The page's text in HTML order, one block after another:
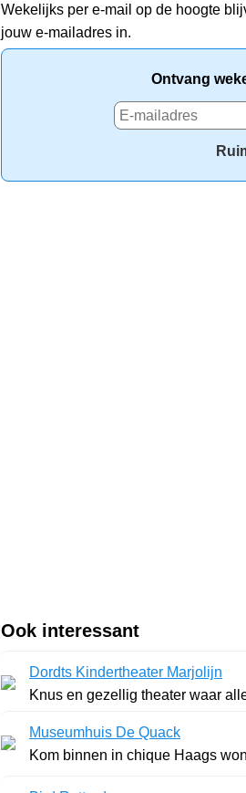
Wekelijks per e-mail op de hoogte
jouw e-mailadres in.
Ontvang
Ook interessant
Dordts Kindertheater Marjolijn
Knus en gezellig theater waar
Museumhuis De Quack
Kom binnen in chique Haags